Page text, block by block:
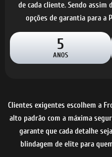
de cada cliente. Sendo
opções de garantia para a
5
ANOS
Clientes exigentes escolhem a
alto padrão com a máxima
garante que cada detalhe
blindagem de elite para